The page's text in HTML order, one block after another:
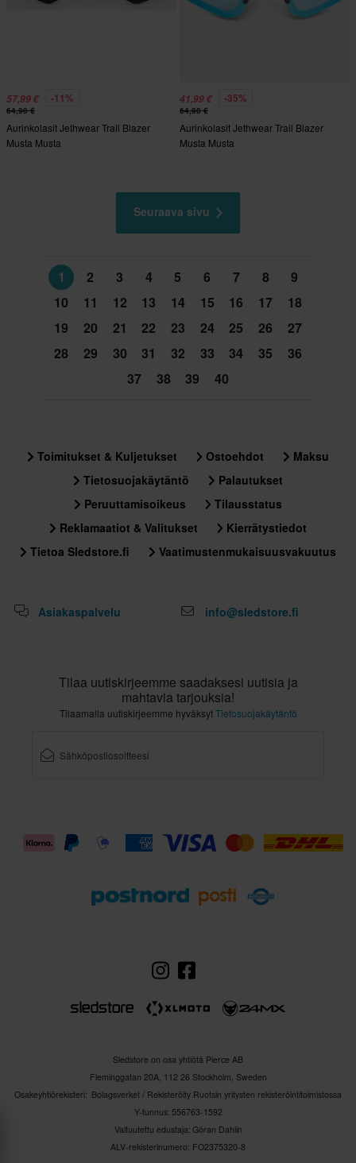
57,99 € -11%
64,90 €
Aurinkolasit Jethwear Trail Blazer
Musta Musta
41,99 € -35%
64,90 €
Aurinkolasit Jethwear Trail Blazer
Musta Musta
Seuraava sivu
1 2 3 4 5 6 7 8
9
10
11 12 13 14 15 16 17
18
19
20 21 22 23 24 25 26
27
28
29 30 31 32 33 34 35
36
37
38 39 40
Toimitukset & Kuljetukset Ostoehdot
Maksu
Tietosuojakäytäntö
Palautukset
Peruuttamisoikeus
Tilausstatus
Reklamaatiot & Valitukset
Kierrätystiedot
Tietoa Sledstore.fi
Vaatimustenmukaisuusvakuutus
Asiakaspalvelu info@sledstore.fi
Tilaa uutiskirjeemme saadaksesi uutisia ja
mahtavia tarjouksia!
Tilaamalla uutiskirjeemme hyväksytTietosuojakäytäntö
Sledstore on osa yhtiötä Pierce AB
Fleminggatan 20A, 112 26 Stockholm, Sweden
Osakeyhtiörekisteri: Bolagsverket / Rekisteröity Ruotsin yritysten rekisteröintitoimistossa
Y-tunnus: 556763-1592
Valtuutettu edustaja: Göran Dahlin
ALV-rekisterinumero: FO2375320-8